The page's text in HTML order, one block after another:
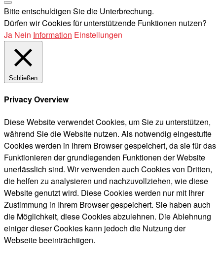
Bitte entschuldigen Sie die Unterbrechung.
Dürfen wir Cookies für unterstützende Funktionen nutzen?
Ja Nein Information Einstellungen
Schließen
Privacy Overview
Diese Website verwendet Cookies, um Sie zu unterstützen,
während Sie die Website nutzen. Als notwendig eingestufte
Cookies werden in Ihrem Browser gespeichert, da sie für das
Funktionieren der grundlegenden Funktionen der Website
unerlässlich sind. Wir verwenden auch Cookies von Dritten,
die helfen zu analysieren und nachzuvollziehen, wie diese
Website genutzt wird. Diese Cookies werden nur mit Ihrer
Zustimmung in Ihrem Browser gespeichert. Sie haben auch
die Möglichkeit, diese Cookies abzulehnen. Die Ablehnung
einiger dieser Cookies kann jedoch die Nutzung der
Webseite beeinträchtigen.